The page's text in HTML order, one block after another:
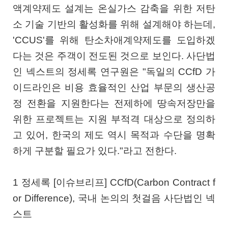
액계약제도 설계는 온실가스 감축을 위한 저탄
소 기술 기반의 활성화를 위해 설계해야 하는데,
'CCUS'를 위해 탄소차애계약제도를 도입하겠
다는 것은 주객이 전도된 것으로 보인다. 사단법
인 넥스트의 정세록 연구원은 "독일의 CCfD 가
이드라인은 비용 효율적인 산업 부문의 생산공
정 전환을 지원한다는 전제하에 땅속저장만을
위한 프로젝트는 지원 부적격 대상으로 정의하
고 있어, 한국의 제도 역시 목적과 수단을 명확
하게 구분할 필요가 있다."라고 전한다.
1 정세록 [이슈브리프] CCfD(Carbon Contract f
or Difference), 국내 논의의 첫걸음 사단법인 넥
스트